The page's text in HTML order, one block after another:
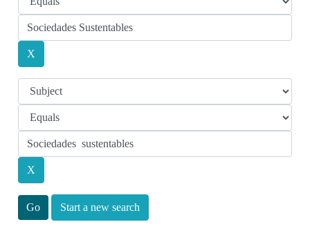
Start a new search